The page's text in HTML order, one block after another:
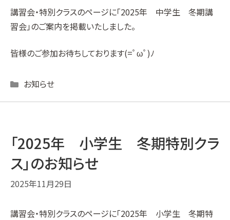
講習会・特別クラスのページに「2025年 中学生 冬期講
習会」のご案内を掲載いたしました。
皆様のご参加お待ちしております(=ﾟωﾟ)ﾉ
Categories
お知らせ
「2025年 小学生 冬期特別クラ
ス」のお知らせ
2025年11月29日
講習会・特別クラスのページに「2025年 小学生 冬期特